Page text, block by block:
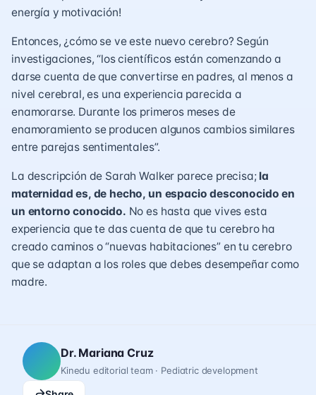
energía y motivación!
Entonces, ¿cómo se ve este nuevo cerebro? Según
investigaciones, “los científicos están comenzando a
darse cuenta de que convertirse en padres, al menos a
nivel cerebral, es una experiencia parecida a
enamorarse. Durante los primeros meses de
enamoramiento se producen algunos cambios similares
entre parejas sentimentales”.
La descripción de Sarah Walker parece precisa; la
maternidad es, de hecho, un espacio desconocido en
un entorno conocido. No es hasta que vives esta
experiencia que te das cuenta de que tu cerebro ha
creado caminos o “nuevas habitaciones” en tu cerebro
que se adaptan a los roles que debes desempeñar como
madre.
Dr. Mariana Cruz
Kinedu editorial team · Pediatric development